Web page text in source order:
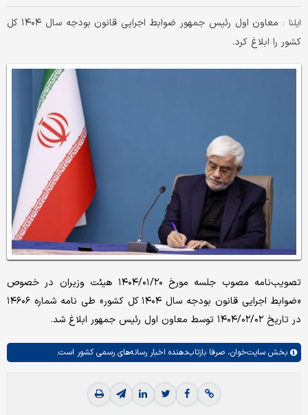
ایلنا :
معاون اول رئیس جمهور ضوابط اجرایی قانون بودجه سال ۱۴۰۴ کل
کشور را ابلاغ کرد.
تصویب‌نامه مصوب جلسه مورخ ۱۴۰۴/۰۱/۲۰ هیئت وزیران در خصوص
«ضوابط اجرایی قانون بودجه سال ۱۴۰۴ کل کشور» طی نامه شماره ۱۴۶۰۶
در تاریخ ۱۴۰۴/۰۲/۰۲ توسط معاون اول رئیس جمهور ابلاغ شد.
بخش سایت‌خوان، صرفا بازتاب‌دهنده اخبار رسانه‌های رسمی کشور است.